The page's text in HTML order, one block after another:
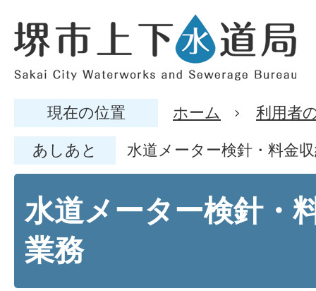
現在の位置 ホーム 利用者
あしあと 水道メーター検針・料金
水道メーター検針・
業務